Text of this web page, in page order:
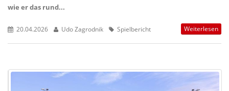
wie er das rund...
20.04.2026 Udo Zagrodnik Spielbericht Weiterlesen